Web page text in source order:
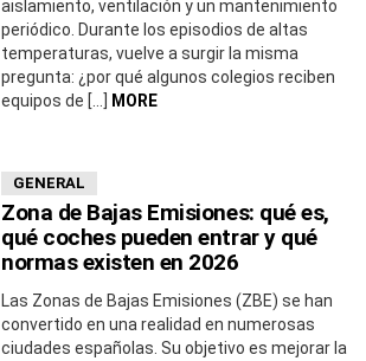
aislamiento, ventilación y un mantenimiento
periódico. Durante los episodios de altas
temperaturas, vuelve a surgir la misma
pregunta: ¿por qué algunos colegios reciben
equipos de […]
MORE
GENERAL
Zona de Bajas Emisiones: qué es,
qué coches pueden entrar y qué
normas existen en 2026
Las Zonas de Bajas Emisiones (ZBE) se han
convertido en una realidad en numerosas
ciudades españolas. Su objetivo es mejorar la